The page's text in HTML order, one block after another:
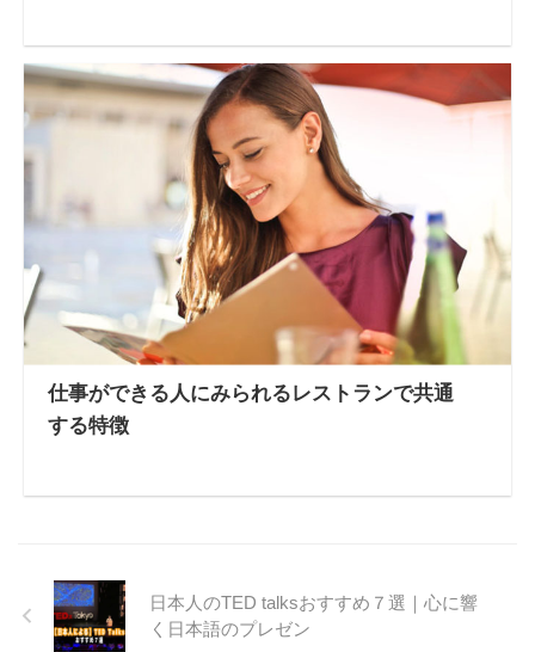
仕事ができる人にみられるレストランで共通
する特徴
日本人のTED talksおすすめ７選｜心に響
く日本語のプレゼン